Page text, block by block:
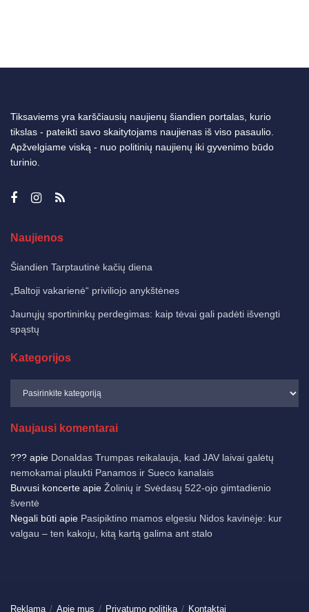
Tiksaviems yra karščiausių naujienų šiandien portalas, kurio
tikslas - pateikti savo skaitytojams naujienas iš viso pasaulio.
Apžvelgiame viską - nuo politinių naujienų iki gyvenimo būdo
turinio.
Naujienos
Šiandien Tarptautinė kačių diena
„Baltoji vakarienė“ priviliojo anykštėnes
Jaunųjų sportininkų perdegimas: kaip tėvai gali padėti išvengti
spąstų
Kategorijos
Naujausi komentarai
??? apie Donaldas Trumpas reikalauja, kad JAV laivai galėtų
nemokamai plaukti Panamos ir Sueco kanalais
Buvusi koncerte apie Žolinių ir Svėdasų 522-ojo gimtadienio
šventė
Negali būti apie Pasipiktino mamos elgesiu Nidos kavinėje: kur
valgau – ten kakoju, kitą kartą galima ant stalo
Reklama Apie mus Privatumo politika Kontaktai